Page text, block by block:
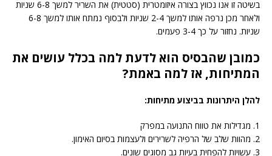
בשיטה זו אנו נכווץ בצורה איזומטרית (סטטית) את השריר למשך 6-8 שניות
ולאחר מכן נרפה אותו למשך 2-4 שניות ולבסוף נמתח אותו למשך 6-8
שניות. נחזור על כך 3-4 פעמים.
כמובן שהבסיס הוא לדעת למה בכלל עושים את
המתיחות, אז למה באמת?
להלן היתרונות בביצוע מתיחות:
1. מגדילות את טווח התנועה במפרק
2. מהוות שלב של הרפיה לשרירים ולעצמות בסיום האימון.
3. עשויות להפחית בעיות גב מסוגים שונים.